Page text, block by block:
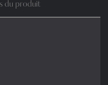
du produit